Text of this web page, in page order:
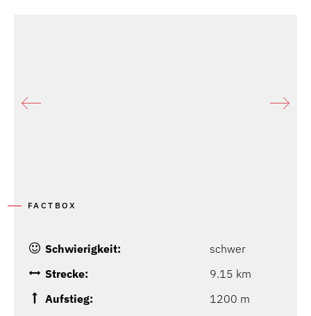
FACTBOX
Schwierigkeit:
schwer
Strecke:
9.15 km
Aufstieg:
1200 m